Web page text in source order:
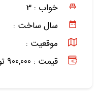
خواب : 3
سال ساخت :
موقعیت :
قیمت : 900,000 تومان /